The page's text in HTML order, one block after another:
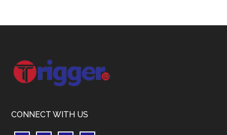
Footer
CONNECT WITH US